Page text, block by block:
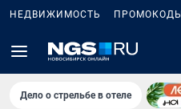
НЕДВИЖИМОСТЬ ПРОМОКОДЫ
Дело о стрельбе в отеле